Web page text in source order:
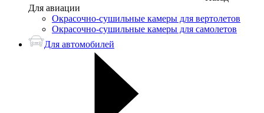
Для авиации
Окрасочно-сушильные камеры для вертолетов
Окрасочно-сушильные камеры для самолетов
Для автомобилей